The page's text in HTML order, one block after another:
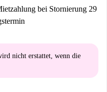
bei Stornierung 29
nicht erstattet , wenn die